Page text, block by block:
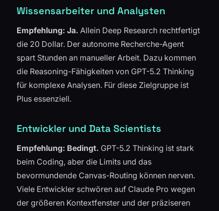
Wissensarbeiter und Analysten
Empfehlung: Ja. Allein Deep Research rechtfertigt
die 20 Dollar. Der autonome Recherche-Agent
spart Stunden an manueller Arbeit. Dazu kommen
die Reasoning-Fähigkeiten von GPT-5.2 Thinking
für komplexe Analysen. Für diese Zielgruppe ist
Plus essenziell.
Entwickler und Data Scientists
Empfehlung: Bedingt. GPT-5.2 Thinking ist stark
beim Coding, aber die Limits und das
bevormundende Canvas-Routing können nerven.
Viele Entwickler schwören auf Claude Pro wegen
der größeren Kontextfenster und der präziseren